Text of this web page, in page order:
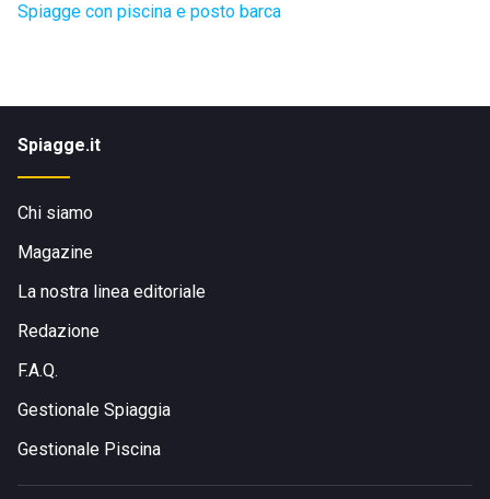
Spiagge con piscina e posto barca
Spiagge.it
Chi siamo
Magazine
La nostra linea editoriale
Redazione
F.A.Q.
Gestionale Spiaggia
Gestionale Piscina